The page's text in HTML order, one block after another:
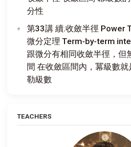
分性
第33講 續.收斂半徑 Power
微分定理 Term-by-term
跟微分有相同收斂半徑，但
間 在收斂區間內，冪級數
勒級數
TEACHERS